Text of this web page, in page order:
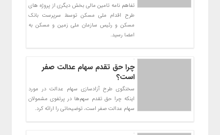
تفاهم نامه تامین مالی بخش دیگری از پروژه های
طرح اقدام ملی مسکن توسط سرپرست بانک
مسکن و رئیس سازمان ملی زمین و مسکن به
امضا رسید.
چرا حق تقدم سهام عدالت صفر
است؟
سخنگوی طرح آزادسازی سهام عدالت در مورد
اینکه چرا حق تقدم سهم‌ها در پرتفوی مشمولان
سهام عدالت صفر است، توضیحاتی را ارائه کرد.